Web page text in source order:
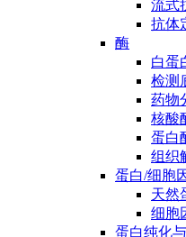
流式
抗体
酶
白蛋
检测
药物
核酸
蛋白
组织
蛋白/细胞
天然
细胞
蛋白纯化